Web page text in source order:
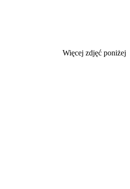
Więcej zdjęć poniżej